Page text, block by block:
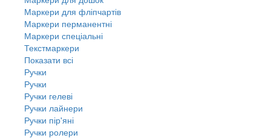
Маркери для фліпчартів
Маркери перманентні
Маркери спеціальні
Текстмаркери
Показати всі
Ручки
Ручки
Ручки гелеві
Ручки лайнери
Ручки пір'яні
Ручки ролери